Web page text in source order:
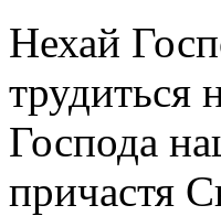
Нехай
трудиться
Господа
причастя